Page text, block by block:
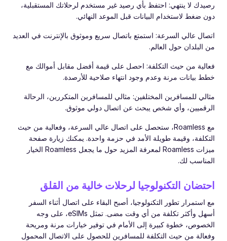
رصيدك لا ينتهي: احتفظ بأي رصيد غير مستخدم لرحلاتك المستقبلية،
دون ضغط لاستخدام البيانات قبل الموعد النهائي.
اتصال عالي السرعة: استمتع باتصال سريع وموثوق بالإنترنت في العديد
من البلدان حول العالم.
فعالية من حيث التكلفة: احصل على قيمة أفضل مقابل أموالك مع
خطط بيانات مرنة وعدم وجود انتهاء صلاحية للأرصدة.
مثالي للمسافرين المختلفين: مثالي للمسافرين المتكررين، الرحالة
الرقميين، وأي شخص يبحث عن اتصال دولي موثوق.
مع Roamless، ستحصل على اتصال عالي السرعة، وفعالية من حيث
التكلفة، وقيمة طويلة الأمد في حزمة واحدة. يمكنك زيارة صفحة
ميزات Roamless لمعرفة المزيد حول ما يجعل Roamless الخيار
المناسب لك.
احتضان التكنولوجيا لرحلات خالية من القلق
مع استمرار تطور التكنولوجيا، أصبح البقاء على اتصال أثناء السفر
أسهل وأكثر تكلفة من أي وقت مضى. تمثل eSIMs، على وجه
الخصوص، خطوة كبيرة إلى الأمام في توفير خيارات مرنة ومريحة
وفعالة من حيث التكلفة للمسافرين للحصول على الاتصال المحمول